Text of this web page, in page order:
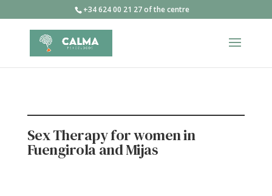
+34 624 00 21 27 of the centre
Sex Therapy for women in
Fuengirola and Mijas